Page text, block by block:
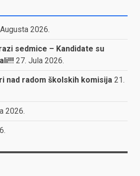
2026.
sedmice – Kandidate su
27. Jula 2026.
nad radom školskih komisija 21.
2026.